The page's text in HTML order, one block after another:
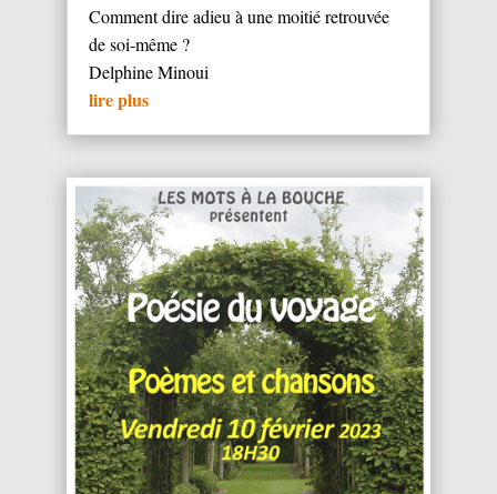
Comment dire adieu à une moitié retrouvée
de soi-même ?
Delphine Minoui
lire plus